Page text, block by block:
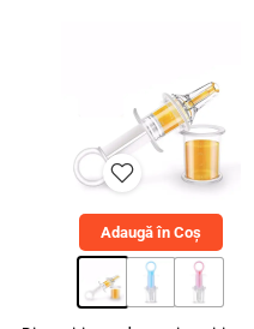
50,00 lei.
Adaugă în Coș
© 2026 bebeLOGIC™.
rezervate.